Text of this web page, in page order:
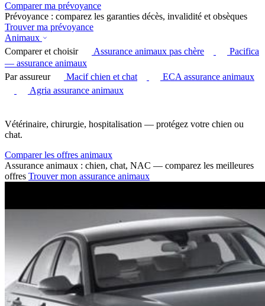
Comparer ma prévoyance
Prévoyance : comparez les garanties décès, invalidité et obsèques
Trouver ma prévoyance
Animaux
Comparer et choisir
Assurance animaux pas chère
Pacifica
— assurance animaux
Par assureur
Macif chien et chat
ECA assurance animaux
Agria assurance animaux
Vétérinaire, chirurgie, hospitalisation — protégez votre chien ou
chat.
Comparer les offres animaux
Assurance animaux : chien, chat, NAC — comparez les meilleures
offres Trouver mon assurance animaux